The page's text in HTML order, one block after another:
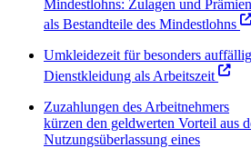
Mindestlohns: Zulagen und Prämien
als Bestandteile des Mindestlohns
Umkleidezeit für besonders
Dienstkleidung als Arbeitszeit
Zuzahlungen des Arbeitnehmers
kürzen den geldwerten Vorteil aus
Nutzungsüberlassung eines